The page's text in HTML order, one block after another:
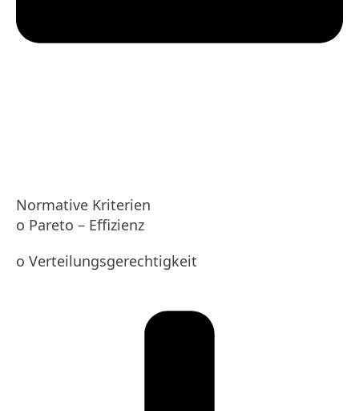
Normative Kriterien
o Pareto – Effizienz
o Verteilungsgerechtigkeit